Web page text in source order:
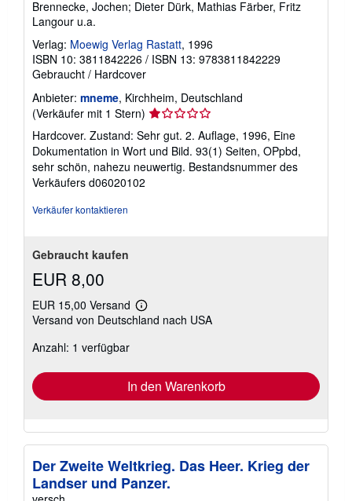
Brennecke, Jochen; Dieter Dürk, Mathias Färber, Fritz
Langour u.a.
Verlag: Moewig Verlag Rastatt, 1996
ISBN 10: 3811842226 / ISBN 13: 9783811842229
Gebraucht / Hardcover
Anbieter: mneme, Kirchheim, Deutschland
(Verkäufer mit 1 Stern) Verkäuferbewertung
1
von
5
Sternen
Hardcover. Zustand: Sehr gut. 2. Auflage, 1996, Eine
Dokumentation in Wort und Bild. 93(1) Seiten, OPpbd,
sehr schön, nahezu neuwertig. Bestandsnummer des
Verkäufers d06020102
Verkäufer kontaktieren
Gebraucht kaufen
EUR 8,00
EUR 15,00 Versand
Weitere
Informationen
Versand von Deutschland nach USA
Anzahl: 1 verfügbar
In den Warenkorb
Der Zweite Weltkrieg. Das Heer. Krieg der
Landser und Panzer.